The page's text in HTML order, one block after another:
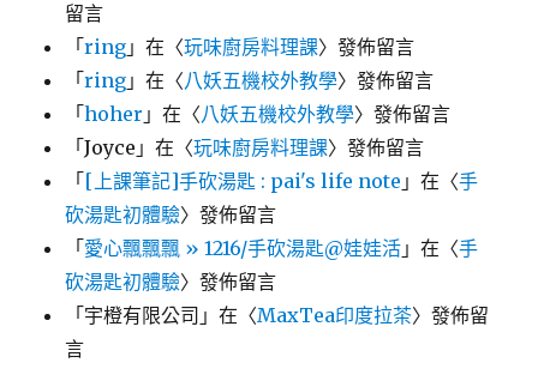
留言
「ring 」在〈玩味廚房料理課〉發佈留言
「ring 」在〈八妖五機校外教學〉發佈留言
「hoher 」在〈八妖五機校外教學〉發佈留言
「Joyce 」在〈玩味廚房料理課〉發佈留言
「[上課筆記]手砍湯匙 : pai's life note 」在〈手
砍湯匙初體驗〉發佈留言
「愛心飄飄飄 » 1216/手砍湯匙@娃娃活 」在〈手
砍湯匙初體驗〉發佈留言
「宇橙有限公司 」在〈MaxTea印度拉茶〉發佈留
言